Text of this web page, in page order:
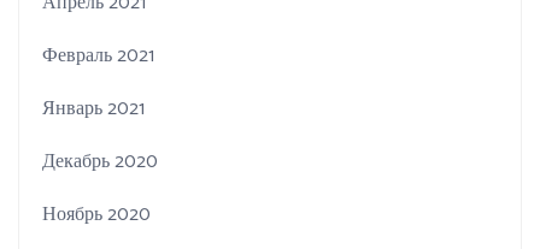
Февраль 2021
Январь 2021
Декабрь 2020
Ноябрь 2020